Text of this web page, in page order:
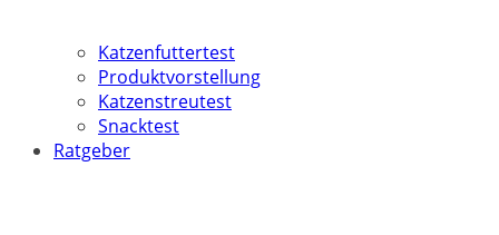
Katzenfuttertest
Produktvorstellung
Katzenstreutest
Snacktest
Ratgeber